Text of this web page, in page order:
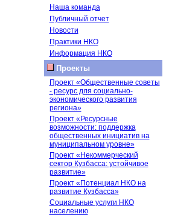
Наша команда
Публичный отчет
Новости
Практики НКО
Информация НКО
Проекты
Проект «Общественные советы
- ресурс для социально-
экономического развития
региона»
Проект «Ресурсные
возможности: поддержка
общественных инициатив на
муниципальном уровне»
Проект «Некоммерческий
сектор Кузбасса: устойчивое
развитие»
Проект «Потенциал НКО на
развитие Кузбасса»
Социальные услуги НКО
населению